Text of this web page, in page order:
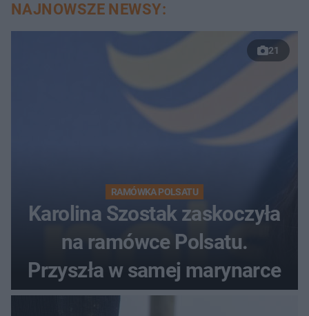
NAJNOWSZE NEWSY:
21
RAMÓWKA POLSATU
Karolina Szostak zaskoczyła
na ramówce Polsatu.
Przyszła w samej marynarce